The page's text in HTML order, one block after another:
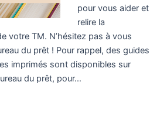
pour vous aider et
relire la
votre TM. N’hésitez pas à vous
du prêt ! Pour rappel, des guides
imprimés sont disponibles sur
du prêt, pour…